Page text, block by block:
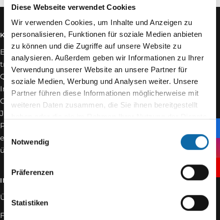
Diese Webseite verwendet Cookies
Wir verwenden Cookies, um Inhalte und Anzeigen zu
personalisieren, Funktionen für soziale Medien anbieten
zu können und die Zugriffe auf unsere Website zu
analysieren. Außerdem geben wir Informationen zu Ihrer
Verwendung unserer Website an unsere Partner für
soziale Medien, Werbung und Analysen weiter. Unsere
Partner führen diese Informationen möglicherweise mit
weiteren Daten zusammen, die Sie ihnen bereitgestellt
Notwendig
Präferenzen
Statistiken
KOMET JEWELLERY
Entdecken Sie die
traditionelle Komet-
Qualität: Hochwertige
Instrumente, Made in
Germany, mit über 100
Jahren Erfahrung.
Perfektion und
erstklassiger Service in
über 110 Ländern weltweit.
ANWENDUNGSBEREICHE
Bohren, Fräsen
Sägen, Trennen
Polieren, Schleifen
Korneisen
Schmuckfotografie
INFORMATIONEN
Über Komet Jewellery
FAQ